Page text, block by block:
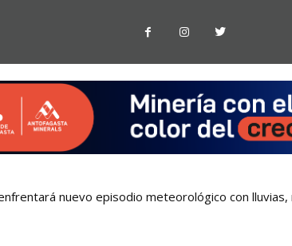
nuevo episodio meteorológico con